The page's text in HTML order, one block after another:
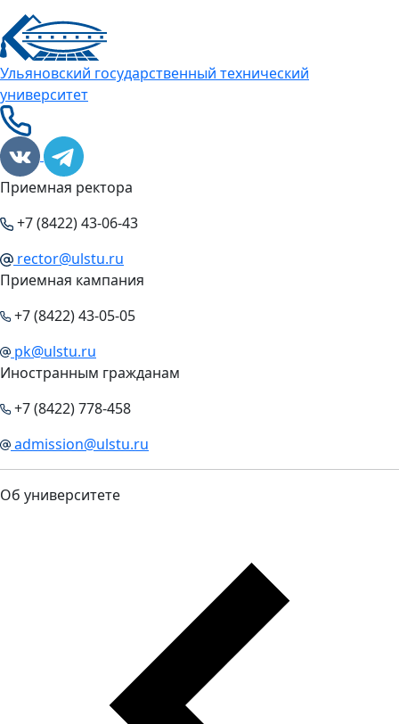
Ульяновский государственный технический
университет
Приемная ректора
+7 (8422) 43-06-43
rector@ulstu.ru
Приемная кампания
+7 (8422) 43-05-05
pk@ulstu.ru
Иностранным гражданам
+7 (8422) 778-458
admission@ulstu.ru
Об университете